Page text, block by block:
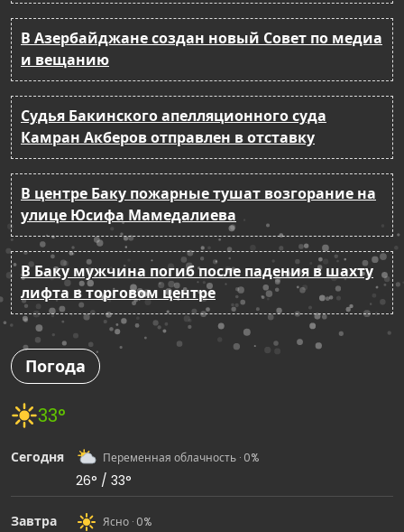
В Азербайджане создан новый Совет по медиа
и вещанию
Судья Бакинского апелляционного суда
Камран Акберов отправлен в отставку
В центре Баку пожарные тушат возгорание на
улице Юсифа Мамедалиева
В Баку мужчина погиб после падения в шахту
лифта в торговом центре
Погода
33°
Сегодня Переменная облачность · 0%
26° / 33°
Завтра Ясно · 0%